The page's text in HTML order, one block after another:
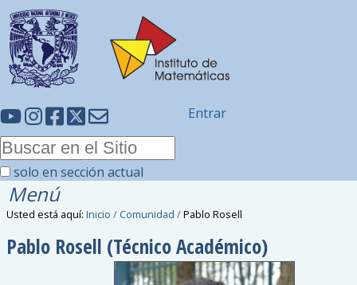
solo en sección actual
Entrar
Menú
Usted está aquí: Inicio / Comunidad /Pablo Rosell
Pablo Rosell (Técnico Académico)